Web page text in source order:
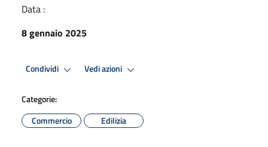
Data :
8 gennaio 2025
Condividi Vedi azioni
Categorie:
Commercio
Edilizia